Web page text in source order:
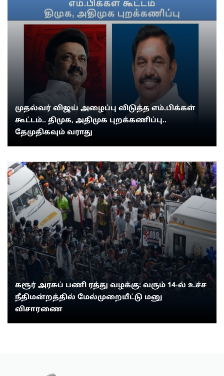
முதல்வர் விஜய் அழைப்பு விடுத்த எம்.பிக்கள்
கூட்டம்.. திமுக, அதிமுக புறக்கணிப்பு..
தேமுதிகவும் வராது
கரூர் அரசுப் பணி ரத்து வழக்கு: வரும் 14-ல் உச்ச
நீதிமன்றத்தில் மேல்முறையீட்டு மனு
விசாரணை